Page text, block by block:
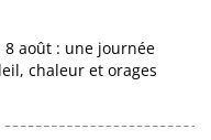
août : une journée
chaleur et orages